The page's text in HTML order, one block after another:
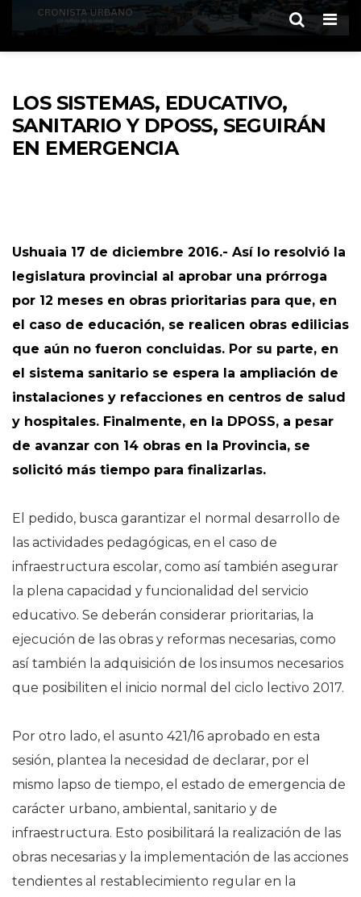
LOS SISTEMAS, EDUCATIVO,
SANITARIO Y DPOSS, SEGUIRÁN
EN EMERGENCIA
Ushuaia 17 de diciembre 2016.- Así lo resolvió la
legislatura provincial al aprobar una prórroga
por 12 meses en obras prioritarias para que, en
el caso de educación, se realicen obras edilicias
que aún no fueron concluidas. Por su parte, en
el sistema sanitario se espera la ampliación de
instalaciones y refacciones en centros de salud
y hospitales. Finalmente, en la DPOSS, a pesar
de avanzar con 14 obras en la Provincia, se
solicitó más tiempo para finalizarlas.
El pedido, busca garantizar el normal desarrollo de
las actividades pedagógicas, en el caso de
infraestructura escolar, como así también asegurar
la plena capacidad y funcionalidad del servicio
educativo. Se deberán considerar prioritarias, la
ejecución de las obras y reformas necesarias, como
así también la adquisición de los insumos necesarios
que posibiliten el inicio normal del ciclo lectivo 2017.
Por otro lado, el asunto 421/16 aprobado en esta
sesión, plantea la necesidad de declarar, por el
mismo lapso de tiempo, el estado de emergencia de
carácter urbano, ambiental, sanitario y de
infraestructura. Esto posibilitará la realización de las
obras necesarias y la implementación de las acciones
tendientes al restablecimiento regular en la